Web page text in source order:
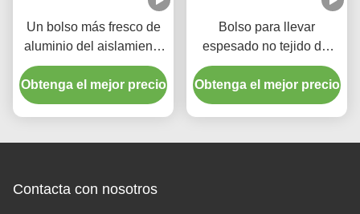
Un bolso más fresco de
aluminio del aislamiento
de moda del papel para
el ultramarinos
Obtenga el mejor precio
Bolso para llevar
espesado no tejido del
aislamiento de la torta
portátil del bolso del
refrigerador del papel de
Obtenga el mejor precio
Contacta con nosotros